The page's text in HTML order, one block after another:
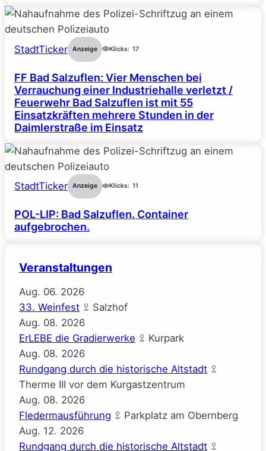
StadtTicker Anzeige Klicks: 17
FF Bad Salzuflen: Vier Menschen bei
Verrauchung einer Industriehalle verletzt /
Feuerwehr Bad Salzuflen ist mit 55
Einsatzkräften mehrere Stunden in der
Daimlerstraße im Einsatz
StadtTicker Anzeige Klicks: 11
POL-LIP: Bad Salzuflen. Container
aufgebrochen.
Veranstaltungen
Aug. 06. 2026
33. Weinfest
Salzhof
Aug. 08. 2026
ErLEBE die Gradierwerke
Kurpark
Aug. 08. 2026
Rundgang durch die historische Altstadt
Therme III vor dem Kurgastzentrum
Aug. 08. 2026
Fledermausführung
Parkplatz am Obernberg
Aug. 12. 2026
Rundgang durch die historische Altstadt